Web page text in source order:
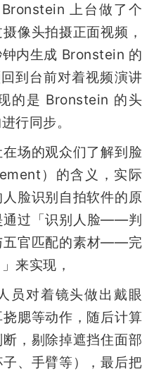
上台做了个
像头拍摄正面视频，
内生成 Bronstein 的
到台前对着视频演讲
的是 Bronstein 的头
行同步。
场的观众们了解到脸
）的含义，实际
脸识别自拍软件的原
通过「识别人脸——判
官匹配的素材——完
来实现，
员对着镜头做出戴眼
腮等动作，随后计算
，剔除掉遮挡住面部
、手臂等），最后把